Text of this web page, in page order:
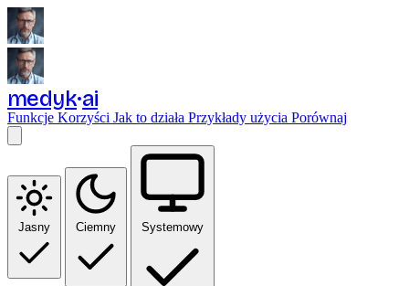
medyk ai
Funkcje Korzyści Jak to działa Przykłady użycia Porównaj
Jasny Ciemny Systemowy